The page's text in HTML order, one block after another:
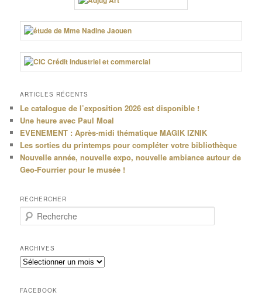
ARTICLES RÉCENTS
Le catalogue de l’exposition 2026 est disponible !
Une heure avec Paul Moal
EVENEMENT : Après-midi thématique MAGIK IZNIK
Les sorties du printemps pour compléter votre bibliothèque
Nouvelle année, nouvelle expo, nouvelle ambiance autour de
Geo-Fourrier pour le musée !
RECHERCHER
e
h
e
r
h
ARCHIVES
Archives
FACEBOOK